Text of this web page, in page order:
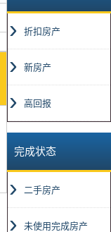
折扣房产
新房产
高回报
完成状态
二手房产
未使用完成房产